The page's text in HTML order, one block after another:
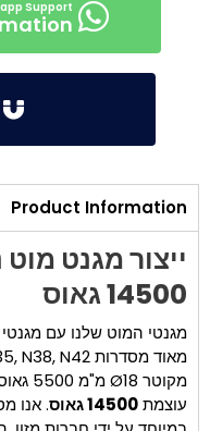
Product Information
14500 גאוס
מגנטי המוט שלנו עם מגנטי
עוצמת14500 גאוס
. אנו